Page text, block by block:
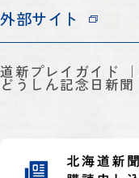
外部サイト
道新プレイガイド
どうしん記念日新聞